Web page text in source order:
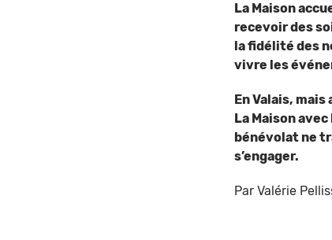
La Maison
recevoir des
la fidélité des
vivre les
En Valais,
La Maison
bénévolat ne
s’engager.
Par Valérie